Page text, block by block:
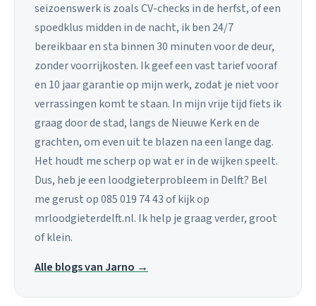
seizoenswerk is zoals CV-checks in de herfst, of een
spoedklus midden in de nacht, ik ben 24/7
bereikbaar en sta binnen 30 minuten voor de deur,
zonder voorrijkosten. Ik geef een vast tarief vooraf
en 10 jaar garantie op mijn werk, zodat je niet voor
verrassingen komt te staan. In mijn vrije tijd fiets ik
graag door de stad, langs de Nieuwe Kerk en de
grachten, om even uit te blazen na een lange dag.
Het houdt me scherp op wat er in de wijken speelt.
Dus, heb je een loodgieterprobleem in Delft? Bel
me gerust op 085 019 74 43 of kijk op
mrloodgieterdelft.nl. Ik help je graag verder, groot
of klein.
Alle blogs van Jarno →